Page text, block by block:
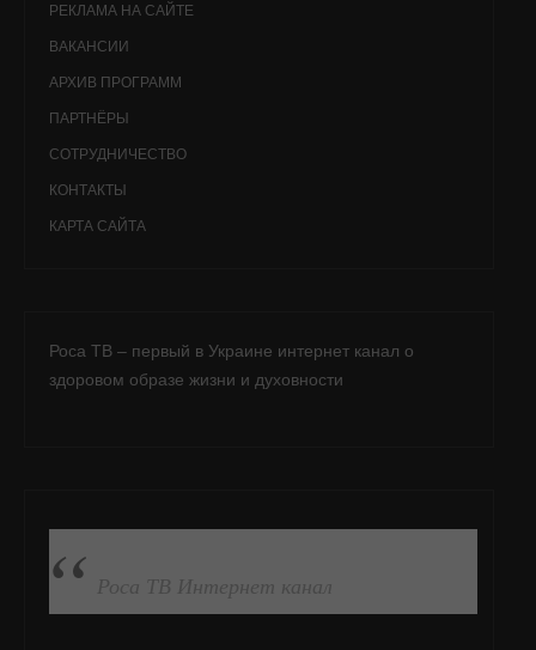
РЕКЛАМА НА САЙТЕ
ВАКАНСИИ
АРХИВ ПРОГРАММ
ПАРТНЁРЫ
СОТРУДНИЧЕСТВО
КОНТАКТЫ
КАРТА САЙТА
Роса ТВ – первый в Украине интернет канал о
здоровом образе жизни и духовности
ПОДПИСАТЬСЯ НА FB
Роса ТВ Интернет канал